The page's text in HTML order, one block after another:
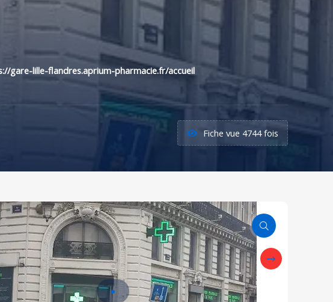
gare-lille-flandres.aprium-pharmacie.fr/accueil
Fiche vue 4744 fois